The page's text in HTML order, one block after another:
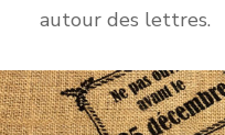
autour des lettres.